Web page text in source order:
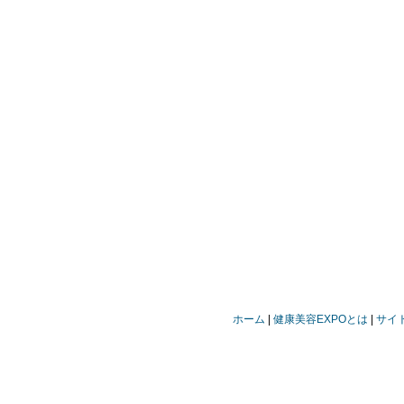
ホーム 健康美容EXPOとは サイ